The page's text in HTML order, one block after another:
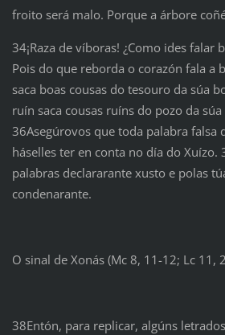
froito será malo. Porque a árbore
34¡Raza de víboras! ¿Como ides falar
Pois do que reborda o corazón fala a
saca boas cousas do tesouro da súa
ruín saca cousas ruíns do pozo da
36Asegúrovos que toda palabra falsa
háselles ter en conta no día do Xuízo.
palabras declararante xusto e polas
condenarante.
O sinal de Xonás (Mc 8, 11-12; Lc 11,
38Entón, para replicar, algúns